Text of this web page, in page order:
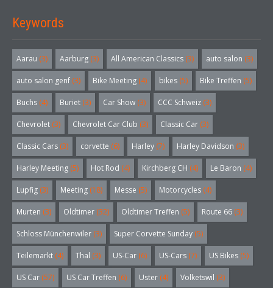
Keywords
Aarau (3) Aarburg (3) All American Classics (3) auto salon (3)
auto salon genf (3) Bike Meeting (4) bikes (5) Bike Treffen (5)
Buchs (4) Buriet (3) Car Show (3) CCC Schweiz (3)
Chevrolet (3) Chevrolet Car Club (3) Classic Car (3)
Classic Cars (3) corvette (6) Harley (7) Harley Davidson (3)
Harley Meeting (5) Hot Rod (4) Kirchberg CH (4) Le Baron (4)
Lupfig (3) Meeting (18) Messe (5) Motorcycles (4)
Murten (3) Oldtimer (32) Oldtimer Treffen (5) Route 66 (3)
Schloss Münchenwiler (3) Super Corvette Sunday (5)
Teilemarkt (4) Thal (3) US-Car (6) US-Cars (7) US Bikes (5)
US Car (57) US Car Treffen (6) Uster (4) Volketswil (3)